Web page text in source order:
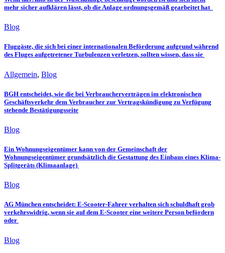
mehr sicher aufklären lässt, ob die Anlage ordnungsgemäß gearbeitet hat
Blog
Fluggäste, die sich bei einer internationalen Beförderung aufgrund während
des Fluges aufgetretener Turbulenzen verletzen, sollten wissen, dass sie
Allgemein, Blog
BGH entscheidet, wie die bei Verbraucherverträgen im elektronischen
Geschäftsverkehr dem Verbraucher zur Vertragskündigung zu Verfügung
stehende Bestätigungsseite
Blog
Ein Wohnungseigentümer kann von der Gemeinschaft der
Wohnungseigentümer grundsätzlich die Gestattung des Einbaus eines Klima-
Splitgeräts (Klimaanlage)
Blog
AG München entscheidet: E-Scooter-Fahrer verhalten sich schuldhaft grob
verkehrswidrig, wenn sie auf dem E-Scooter eine weitere Person befördern
oder
Blog